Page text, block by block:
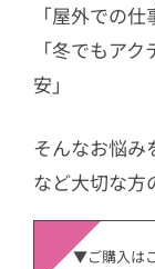
「屋外での
「冬でもア
安」
そんなお悩み
など大切な方
▼ご購入は